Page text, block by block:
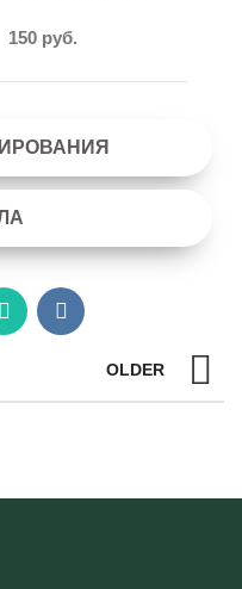
150 руб.
OLDER